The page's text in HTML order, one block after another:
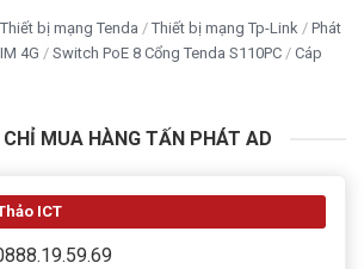
Thiết bị mạng Tenda Thiết bị mạng Tp-Link
Phát
4G
Switch PoE 8 Cổng Tenda S110PC
Cáp
MUA HÀNG TẤN PHÁT AD
ICT